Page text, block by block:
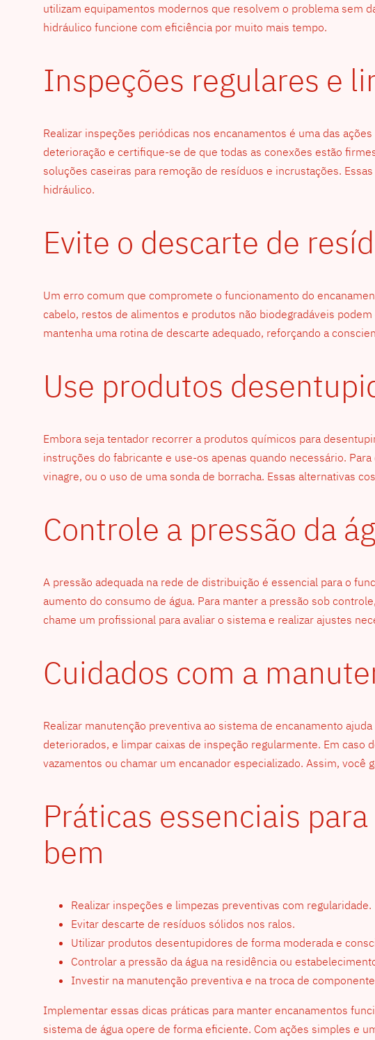
utilizam equipamentos modernos que resolvem o problema sem
hidráulico funcione com eficiência por muito mais tempo.
Inspeções regulares e
Realizar inspeções periódicas nos encanamentos é uma das
deterioração e certifique-se de que todas as conexões estão
soluções caseiras para remoção de resíduos e incrustações.
hidráulico.
Evite o descarte de
Um erro comum que compromete o funcionamento do
cabelo, restos de alimentos e produtos não biodegradáveis
mantenha uma rotina de descarte adequado, reforçando a
Use produtos
Embora seja tentador recorrer a produtos químicos para
instruções do fabricante e use-os apenas quando necessário.
vinagre, ou o uso de uma sonda de borracha. Essas alternativas
Controle a pressão da
A pressão adequada na rede de distribuição é essencial para o
aumento do consumo de água. Para manter a pressão sob
chame um profissional para avaliar o sistema e realizar ajustes
Cuidados com a
Realizar manutenção preventiva ao sistema de encanamento
deteriorados, e limpar caixas de inspeção regularmente. Em
vazamentos ou chamar um encanador especializado. Assim,
Práticas essenciais
bem
Realizar inspeções e limpezas preventivas com regularidade.
Evitar descarte de resíduos sólidos nos ralos.
Utilizar produtos desentupidores de forma moderada e
Controlar a pressão da água na residência ou
Investir na manutenção preventiva e na troca de
Implementar essas dicas práticas para manter encanamentos
sistema de água opere de forma eficiente. Com ações simples e